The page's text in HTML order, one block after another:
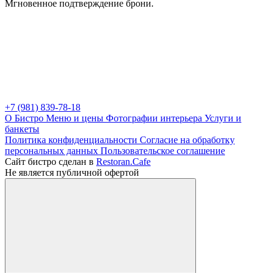
Мгновенное подтверждение брони.
+7 (981) 839-78-18
О Бистро Меню и цены Фотографии интерьера Услуги и
банкеты
Политика конфиденциальности Cогласие на обработку
персональных данных Пользовательское соглашение
Сайт бистро сделан в Restoran.Cafe
Не является публичной офертой